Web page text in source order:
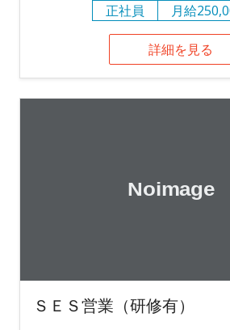
正社員
月給
詳細を見る
ＳＥＳ営業（研修有）